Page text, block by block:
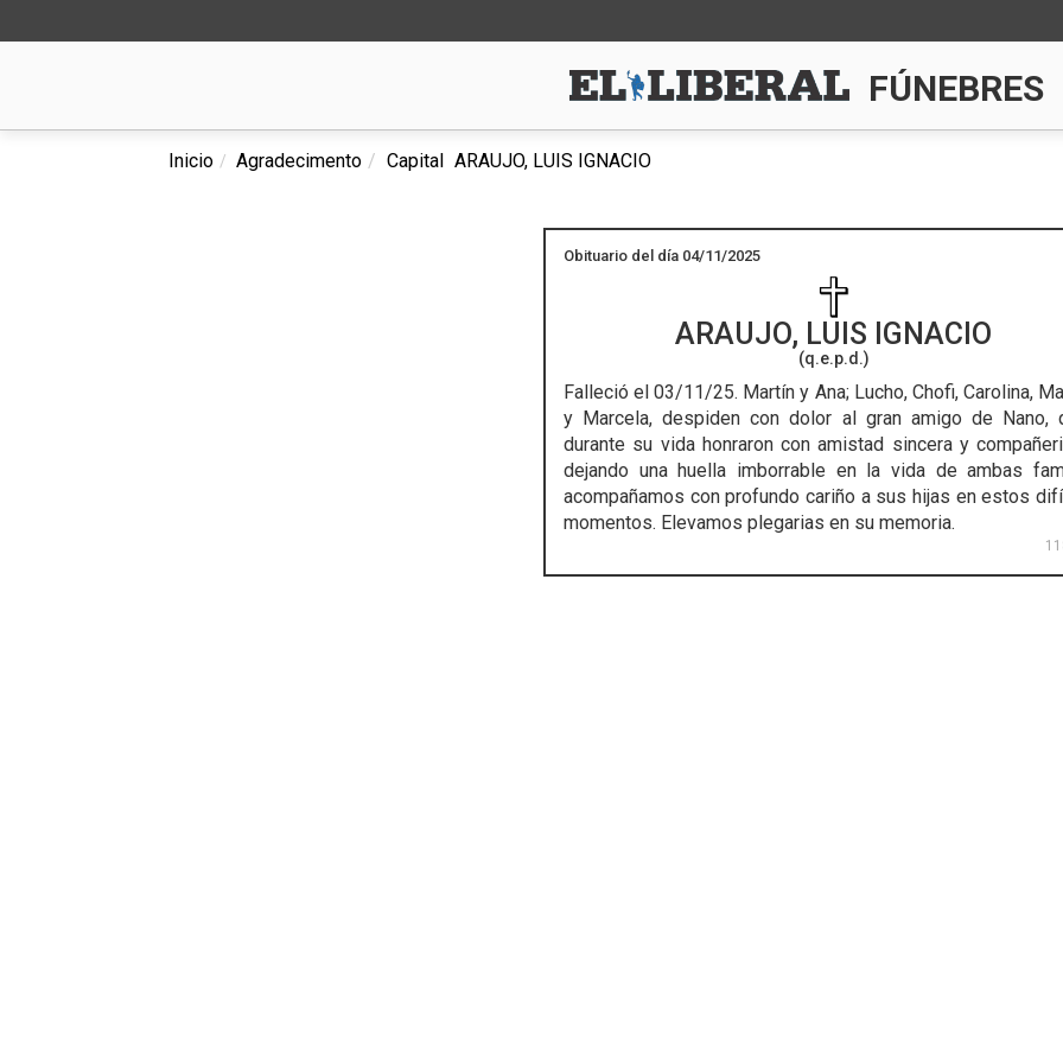
FÚNEBRES
Inicio Agradecimento Capital ARAUJO, LUIS IGNACIO
Obituario del día 04/11/2025
ARAUJO, LUIS IGNACIO
(q.e.p.d.)
Falleció el 03/11/25. Martín y Ana; Lucho, Chofi, Carolina,
y Marcela, despiden con dolor al gran amigo de Nano,
durante su vida honraron con amistad sincera y
dejando una huella imborrable en la vida de ambas
acompañamos con profundo cariño a sus hijas en estos
momentos. Elevamos plegarias en su memoria.